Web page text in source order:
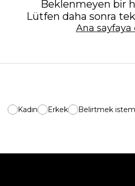
Beklenmeyen bir
Lütfen daha sonra
Ana sayfaya
Kadın Erkek Belirtmek